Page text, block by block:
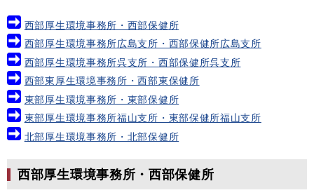
西部厚生環境事務所・西部保健所
西部厚生環境事務所広島支所・西部保健所広島支所
西部厚生環境事務所呉支所・西部保健所呉支所
西部東厚生環境事務所・西部東保健所
東部厚生環境事務所・東部保健所
東部厚生環境事務所福山支所・東部保健所福山支所
北部厚生環境事務所・北部保健所
西部厚生環境事務所・西部保健所